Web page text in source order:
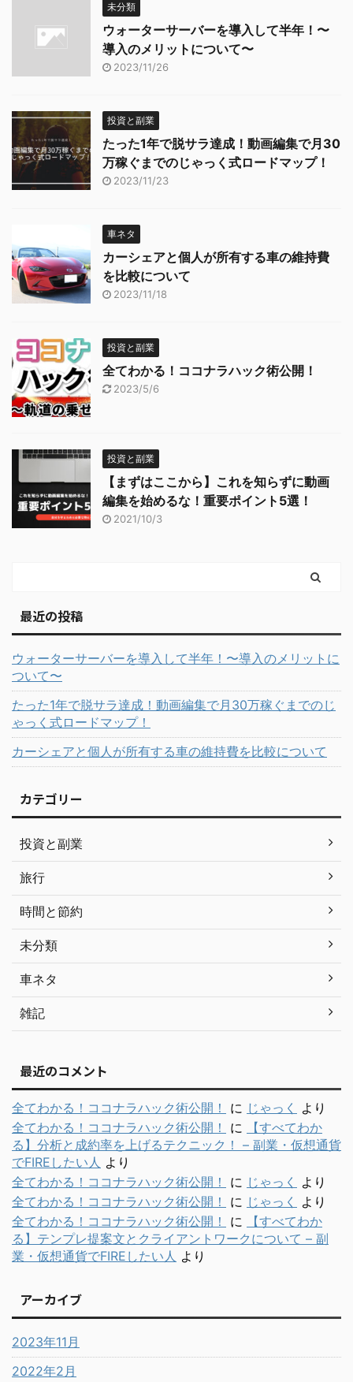
未分類
ウォーターサーバーを導入して半年！〜
導入のメリットについて〜
2023/11/26
投資と副業
たった1年で脱サラ達成！動画編集で月30
万稼ぐまでのじゃっく式ロードマップ！
2023/11/23
車ネタ
カーシェアと個人が所有する車の維持費
を比較について
2023/11/18
投資と副業
全てわかる！ココナラハック術公開！
2023/5/6
投資と副業
【まずはここから】これを知らずに動画
編集を始めるな！重要ポイント5選！
2021/10/3
最近の投稿
ウォーターサーバーを導入して半年！〜導入のメリットに
ついて〜
たった1年で脱サラ達成！動画編集で月30万稼ぐまでのじ
ゃっく式ロードマップ！
カーシェアと個人が所有する車の維持費を比較について
カテゴリー
投資と副業
旅行
時間と節約
未分類
車ネタ
雑記
最近のコメント
全てわかる！ココナラハック術公開！ に じゃっく
より
全てわかる！ココナラハック術公開！
に
【すべてわか
る】分析と成約率を上げるテクニック！ – 副業・仮想通貨
でFIREしたい人 より
全てわかる！ココナラハック術公開！
に じゃっく
より
全てわかる！ココナラハック術公開！
に じゃっく
より
全てわかる！ココナラハック術公開！
に
【すべてわか
る】テンプレ提案文とクライアントワークについて – 副
業・仮想通貨でFIREしたい人 より
アーカイブ
2023年11月
2022年2月